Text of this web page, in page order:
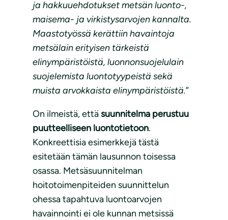
ja hakkuuehdotukset metsän luonto-,
maisema- ja virkistysarvojen kannalta.
Maastotyössä kerättiin havaintoja
metsälain erityisen tärkeistä
elinympäristöistä, luonnonsuojelulain
suojelemista luontotyypeistä sekä
muista arvokkaista elinympäristöistä.”
On ilmeistä, ettäsuunnitelma perustuu
puutteelliseen luontotietoon.
Konkreettisia esimerkkejä tästä
esitetään tämän lausunnon toisessa
osassa. Metsäsuunnitelman
hoitotoimenpiteiden suunnittelun
ohessa tapahtuva luontoarvojen
havainnointi ei ole kunnan metsissä